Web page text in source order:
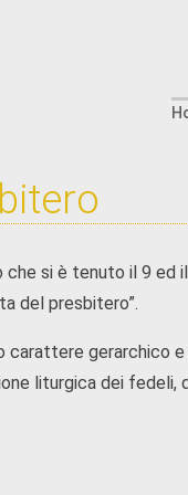
si è tenuto il 9 ed
del presbitero”.
gerarchico
liturgica dei fedeli,